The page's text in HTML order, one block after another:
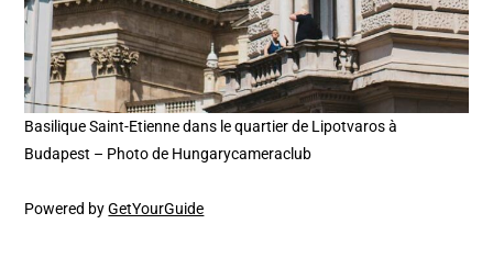
Basilique Saint-Etienne dans le quartier de Lipotvaros à
Budapest – Photo de Hungarycameraclub
Powered byGetYourGuide